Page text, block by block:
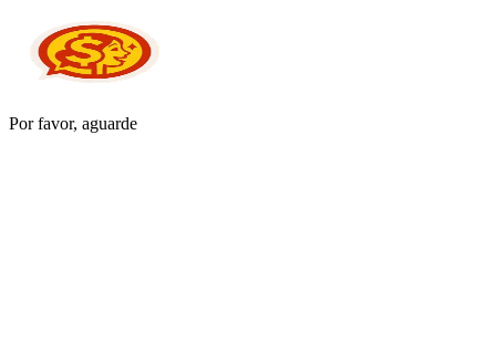
Por favor, aguarde